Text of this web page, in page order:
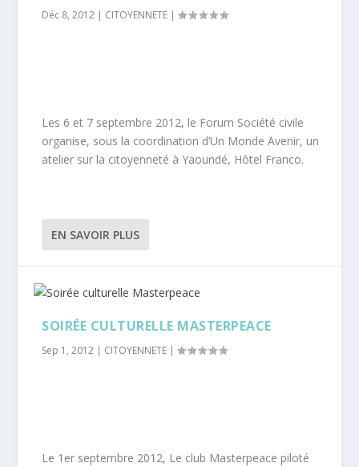
Déc 8, 2012 | CITOYENNETE |
Les 6 et 7 septembre 2012, le Forum Société civile
organise, sous la coordination d’Un Monde Avenir, un
atelier sur la citoyenneté à Yaoundé, Hôtel Franco.
EN SAVOIR PLUS
SOIRÉE CULTURELLE MASTERPEACE
Sep 1, 2012 | CITOYENNETE |
Le 1er septembre 2012, Le club Masterpeace piloté